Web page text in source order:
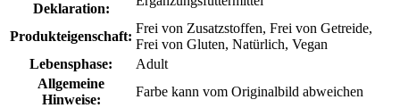
Deklaration:
Produkteigenschaft:
Frei von Zusatzstoffen, Frei von Getreide,
Frei von Gluten, Natürlich, Vegan
Lebensphase:
Adult
Allgemeine
Hinweise:
Farbe kann vom Originalbild abweichen